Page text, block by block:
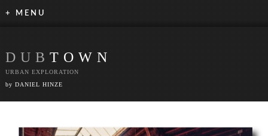
+ MENU
DUB TOWN
URBAN EXPLORATION
by DANIEL HINZE